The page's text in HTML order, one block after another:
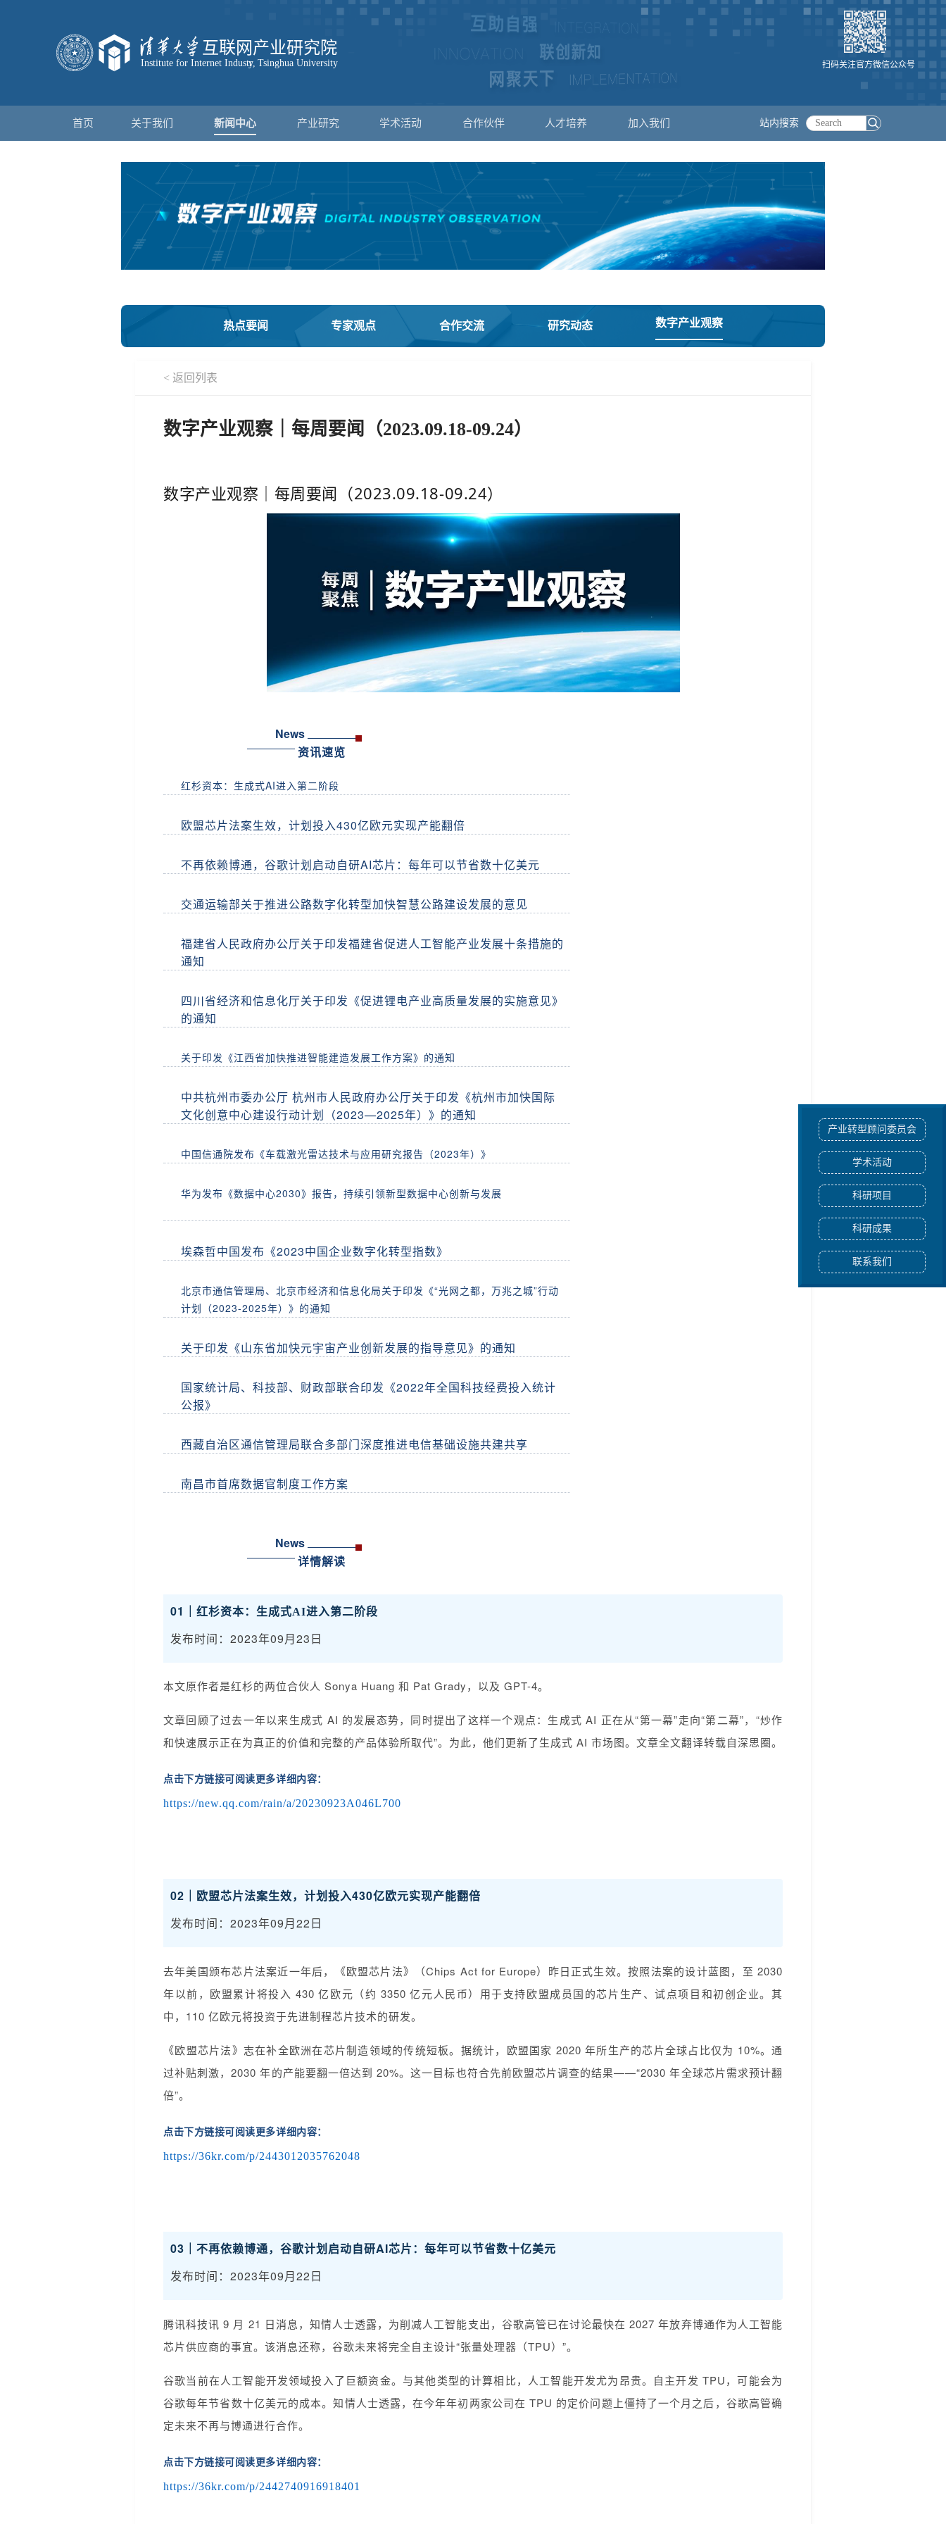
扫码关注官方微信公众号
首页 关于我们 新闻中心 产业研究 学术活动 合作伙伴 人才培养 加入我们 站内搜索
产业转型顾问委员会
学术活动
科研项目
科研成果
联系我们
热点要闻 专家观点 合作交流 研究动态 数字产业观察
< 返回列表
数字产业观察｜每周要闻（2023.09.18-09.24）
数字产业观察｜每周要闻（2023.09.18-09.24）
News
资讯速览
红杉资本：生成式AI进入第二阶段
欧盟芯片法案生效，计划投入430亿欧元实现产能翻倍
不再依赖博通，谷歌计划启动自研AI芯片：每年可以节省数十亿美元
交通运输部关于推进公路数字化转型加快智慧公路建设发展的意见
福建省人民政府办公厅关于印发福建省促进人工智能产业发展十条措施的
通知
四川省经济和信息化厅关于印发《促进锂电产业高质量发展的实施意见》
的通知
关于印发《江西省加快推进智能建造发展工作方案》的通知
中共杭州市委办公厅 杭州市人民政府办公厅关于印发《杭州市加快国际
文化创意中心建设行动计划（2023—2025年）》的通知
中国信通院发布《车载激光雷达技术与应用研究报告（2023年）》
华为发布《数据中心2030》报告，持续引领新型数据中心创新与发展
埃森哲中国发布《2023中国企业数字化转型指数》
北京市通信管理局、北京市经济和信息化局关于印发《“光网之都，万兆之城”行动
计划（2023-2025年）》的通知
关于印发《山东省加快元宇宙产业创新发展的指导意见》的通知
国家统计局、科技部、财政部联合印发《2022年全国科技经费投入统计
公报》
西藏自治区通信管理局联合多部门深度推进电信基础设施共建共享
南昌市首席数据官制度工作方案
News
详情解读
01｜ 红杉资本：生成式AI进入第二阶段
发布时间：2023年09月23日
本文原作者是红杉的两位合伙人 Sonya Huang 和 Pat Grady，以及 GPT-4。
文章回顾了过去一年以来生成式 AI 的发展态势，同时提出了这样一个观点：生成式 AI 正在从“第一幕”走向“第二幕”，“炒作
和快速展示正在为真正的价值和完整的产品体验所取代”。为此，他们更新了生成式 AI 市场图。文章全文翻译转载自深思圈。
点击下方链接可阅读更多详细内容：
https://new.qq.com/rain/a/20230923A046L700
02｜欧盟芯片法案生效，计划投入430亿欧元实现产能翻倍
发布时间：2023年09月22日
去年美国颁布芯片法案近一年后，《欧盟芯片法》（Chips Act for Europe）昨日正式生效。按照法案的设计蓝图，至 2030
年以前，欧盟累计将投入 430 亿欧元（约 3350 亿元人民币）用于支持欧盟成员国的芯片生产、试点项目和初创企业。其
中，110 亿欧元将投资于先进制程芯片技术的研发。
《欧盟芯片法》志在补全欧洲在芯片制造领域的传统短板。据统计，欧盟国家 2020 年所生产的芯片全球占比仅为 10%。通
过补贴刺激，2030 年的产能要翻一倍达到 20%。这一目标也符合先前欧盟芯片调查的结果——“2030 年全球芯片需求预计翻
倍”。
点击下方链接可阅读更多详细内容：
https://36kr.com/p/2443012035762048
03｜不再依赖博通，谷歌计划启动自研AI芯片：每年可以节省数十亿美元
发布时间：2023年09月22日
腾讯科技讯 9 月 21 日消息，知情人士透露，为削减人工智能支出，谷歌高管已在讨论最快在 2027 年放弃博通作为人工智能
芯片供应商的事宜。该消息还称，谷歌未来将完全自主设计“张量处理器（TPU）”。
谷歌当前在人工智能开发领域投入了巨额资金。与其他类型的计算相比，人工智能开发尤为昂贵。自主开发 TPU，可能会为
谷歌每年节省数十亿美元的成本。知情人士透露，在今年年初两家公司在 TPU 的定价问题上僵持了一个月之后，谷歌高管确
定未来不再与博通进行合作。
点击下方链接可阅读更多详细内容：
https://36kr.com/p/2442740916918401